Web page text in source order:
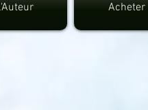
Acheter